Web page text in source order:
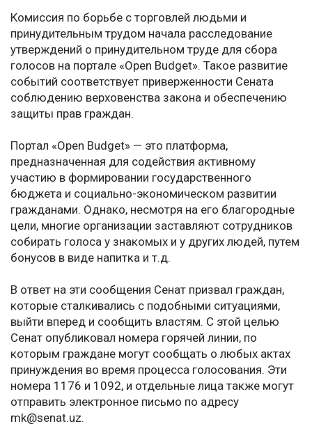
Комиссия по борьбе с торговлей людьми и
принудительным трудом начала расследование
утверждений о принудительном труде для сбора
голосов на портале «Open Budget». Такое развитие
событий соответствует приверженности Сената
соблюдению верховенства закона и обеспечению
защиты прав граждан.
Портал «Open Budget» — это платформа,
предназначенная для содействия активному
участию в формировании государственного
бюджета и социально-экономическом развитии
гражданами. Однако, несмотря на его благородные
цели, многие организации заставляют сотрудников
собирать голоса у знакомых и у других людей, путем
бонусов в виде напитка и т.д.
В ответ на эти сообщения Сенат призвал граждан,
которые сталкивались с подобными ситуациями,
выйти вперед и сообщить властям. С этой целью
Сенат опубликовал номера горячей линии, по
которым граждане могут сообщать о любых актах
принуждения во время процесса голосования. Эти
номера 1176 и 1092, и отдельные лица также могут
отправить электронное письмо по адресу
mk@senat.uz.